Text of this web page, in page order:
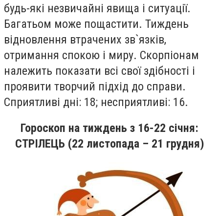
будь-якi незвичайнi явища i ситуацiї.
Багатьом може пощастити. Тиждень
вiдновлення втрачених зв`язкiв,
отримання спокою i миру. Скорпiонам
належить показати всi свої здiбностi i
проявити творчий пiдхiд до справи.
Сприятливi днi: 18; несприятливi: 16.
Гороскоп на тиждень з 16-22 січня:
СТРІЛЕЦЬ (22 листопада – 21 грудня)